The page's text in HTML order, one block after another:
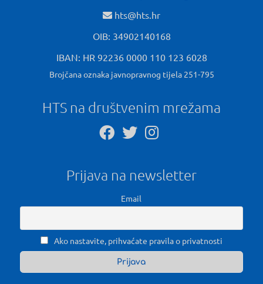
hts@hts.hr
OIB: 34902140168
IBAN: HR 92236 0000 110 123 6028
Brojčana oznaka javnopravnog tijela 251-795
HTS na društvenim mrežama
Prijava na newsletter
Email
Ako nastavite, prihvaćate pravila o privatnosti